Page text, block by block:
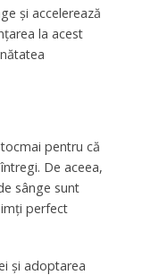
și accelerează
la acest
pentru că
De aceea,
sânge sunt
perfect
și adoptarea